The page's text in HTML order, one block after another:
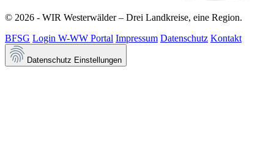
© 2026 - WIR Westerwälder – Drei Landkreise, eine Region.
BFSG Login W-WW Portal Impressum Datenschutz Kontakt
Datenschutz Einstellungen